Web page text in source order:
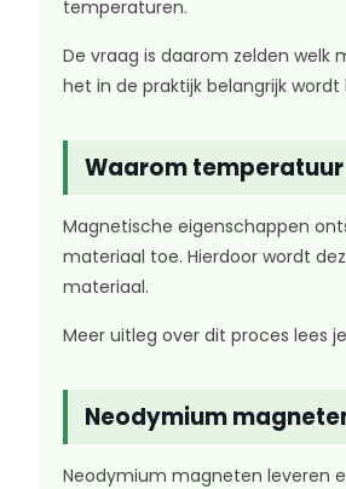
temperaturen.
De vraag is daarom zelden
het in de praktijk belangrijk
Waarom
Magnetische eigenschappen
materiaal toe. Hierdoor wordt
materiaal.
Meer uitleg over dit proces lees
Neodymium
Neodymium magneten leveren